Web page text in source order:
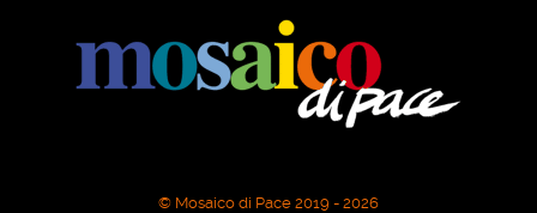
© Mosaico di Pace 2019 - 2026